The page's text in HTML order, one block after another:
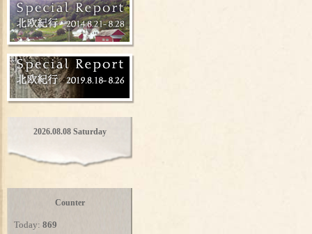
2026.08.08 Saturday
Counter
Today: 869